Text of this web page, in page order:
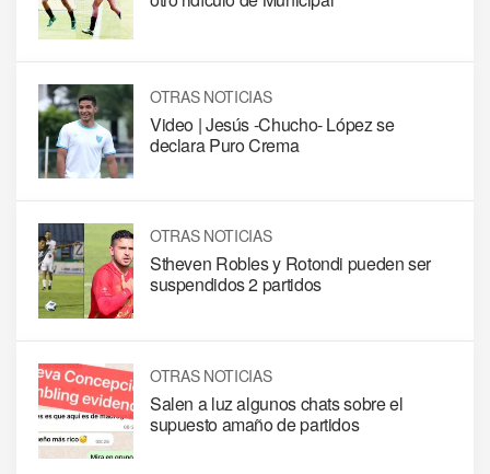
OTRAS NOTICIAS
Video | Jesús -Chucho- López se
declara Puro Crema
OTRAS NOTICIAS
Stheven Robles y Rotondi pueden ser
suspendidos 2 partidos
OTRAS NOTICIAS
Salen a luz algunos chats sobre el
supuesto amaño de partidos